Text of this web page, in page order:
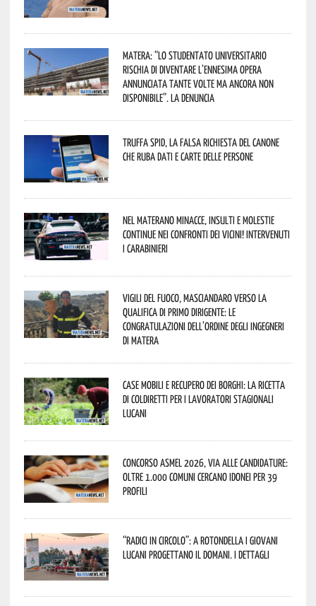
Matera: “Lo studentato universitario
rischia di diventare l’ennesima opera
annunciata tante volte ma ancora non
disponibile”. La denuncia
Truffa Spid, la falsa richiesta del canone
che ruba dati e carte delle persone
Nel materano minacce, insulti e molestie
continue nei confronti dei vicini! Intervenuti
i Carabinieri
Vigili del Fuoco, Masciandaro verso la
qualifica di Primo Dirigente: le
congratulazioni dell’Ordine degli Ingegneri
di Matera
Case mobili e recupero dei borghi: la ricetta
di Coldiretti per i lavoratori stagionali
lucani
Concorso Asmel 2026, via alle candidature:
oltre 1.000 Comuni cercano idonei per 39
profili
“Radici in Circolo”: a Rotondella i giovani
lucani progettano il domani. I dettagli